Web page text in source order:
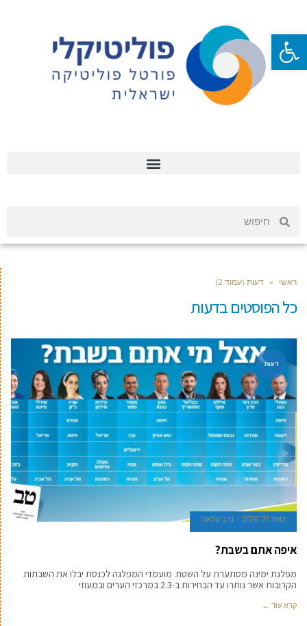
ראשי » דעות (עמוד 2)
כל הפוסטים בדעות
דעות
ינואר 21, 2020 נדב טלאור
איפה אתם בשבת?
מפלגת ימינה מסתערת על השטח. מועמדי המפלגה לכנסת יבלו את השבתות
הקרובות אשר נותרו עד הבחירות ב-2.3 במרכזי הערים ובמעוזי
קרא עוד ←
פתח סרגל נגישות